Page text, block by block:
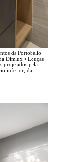
da Portobello
Dimlux • Louças
projetados pela
inferior, da